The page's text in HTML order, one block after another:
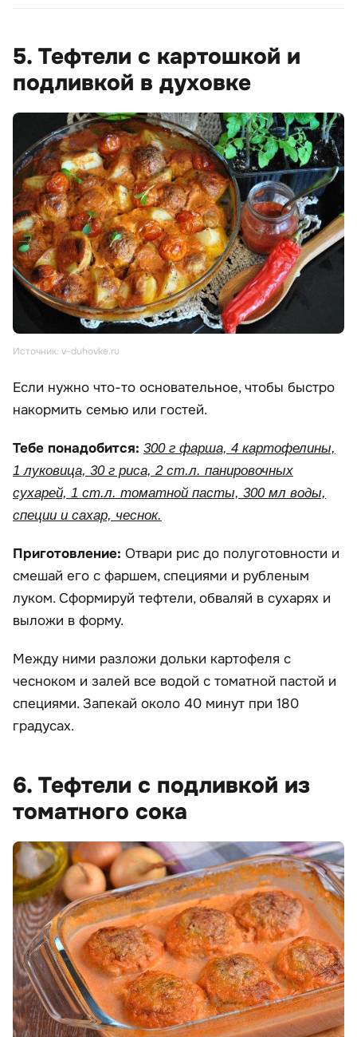
5. Тефтели с картошкой и
подливкой в духовке
Источник: v-duhovke.ru
Если нужно что-то основательное, чтобы быстро
накормить семью или гостей.
Тебе понадобится: 300 г фарша, 4 картофелины,
1 луковица, 30 г риса, 2 ст.л. панировочных
сухарей, 1 ст.л. томатной пасты, 300 мл воды,
специи и сахар, чеснок.
Приготовление: Отвари рис до полуготовности и
смешай его с фаршем, специями и рубленым
луком. Сформируй тефтели, обваляй в сухарях и
выложи в форму.
Между ними разложи дольки картофеля с
чесноком и залей все водой с томатной пастой и
специями. Запекай около 40 минут при 180
градусах.
6. Тефтели с подливкой из
томатного сока